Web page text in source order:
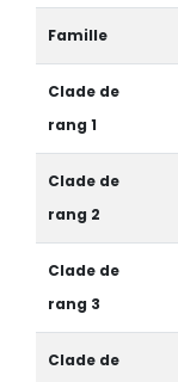
Famille
Clade de
rang 1
Clade de
rang 2
Clade de
rang 3
Clade de